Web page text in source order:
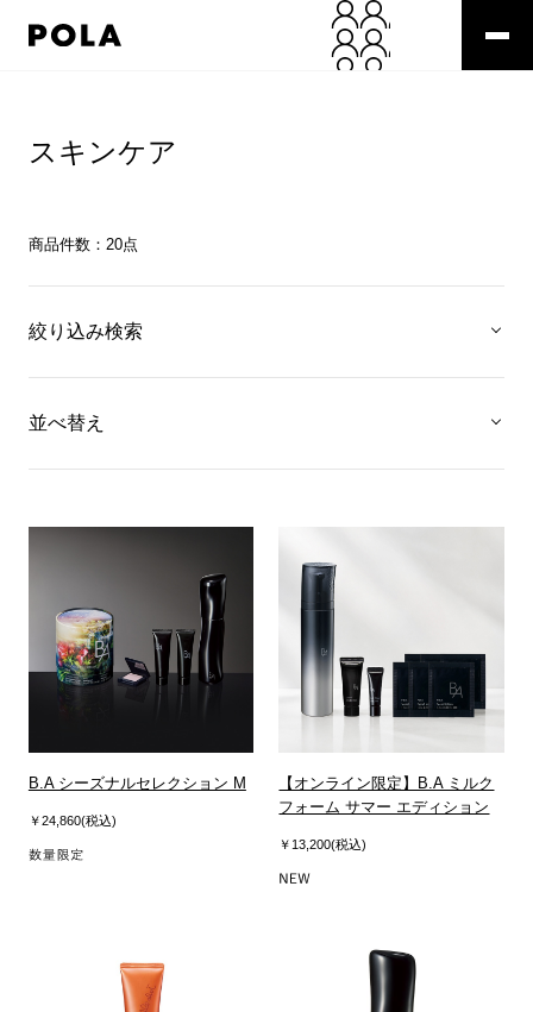
スキンケア
商品件数： 20点
絞り込み検索
並べ替え
B.A シーズナルセレクション M
￥24,860(税込)
【オンライン限定】B.A ミルク
フォーム サマー エディション
￥13,200(税込)